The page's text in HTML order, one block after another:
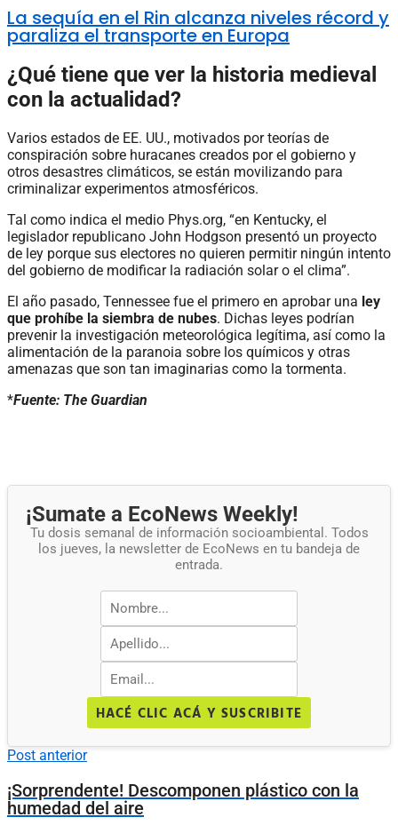
La sequía en el Rin alcanza niveles récord y
paraliza el transporte en Europa
¿Qué tiene que ver la historia medieval
con la actualidad?
Varios estados de EE. UU., motivados por teorías de
conspiración sobre huracanes creados por el gobierno y
otros desastres climáticos, se están movilizando para
criminalizar experimentos atmosféricos.
Tal como indica el medio Phys.org, “en Kentucky, el
legislador republicano John Hodgson presentó un proyecto
de ley porque sus electores no quieren permitir ningún intento
del gobierno de modificar la radiación solar o el clima”.
El año pasado, Tennessee fue el primero en aprobar una ley
que prohíbe la siembra de nubes. Dichas leyes podrían
prevenir la investigación meteorológica legítima, así como la
alimentación de la paranoia sobre los químicos y otras
amenazas que son tan imaginarias como la tormenta.
*Fuente: The Guardian
¡Sumate a EcoNews Weekly!
Tu dosis semanal de información socioambiental. Todos
los jueves, la newsletter de EcoNews en tu bandeja de
entrada.
HACÉ CLIC ACÁ Y SUSCRIBITE
Post anterior
¡Sorprendente! Descomponen plástico con la
humedad del aire